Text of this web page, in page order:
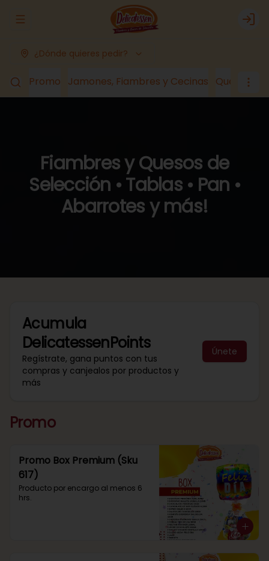
Abrir menu de navegación Login
¿Dónde quieres pedir?
Promo Jamones, Fiambres y Cecinas Quesos
Fiambres y Quesos de
Selección • Tablas • Pan •
Abarrotes y más!
Acumula
DelicatessenPoints
Regístrate, gana puntos con tus
compras y canjealos por productos y
más
Únete
Promo
Promo Box Premium (Sku
617)
Producto por encargo al menos 6
hrs.